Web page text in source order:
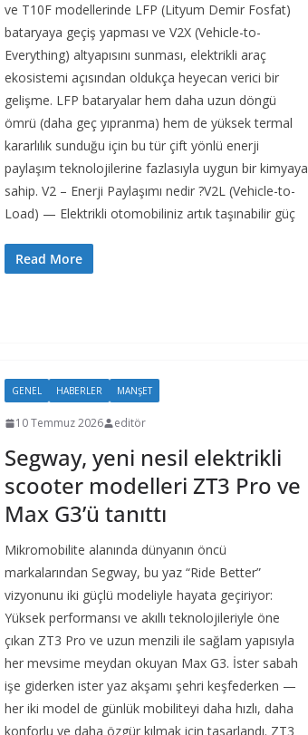
ve T10F modellerinde LFP (Lityum Demir Fosfat)
bataryaya geçiş yapması ve V2X (Vehicle-to-
Everything) altyapısını sunması, elektrikli araç
ekosistemi açısından oldukça heyecan verici bir
gelişme. LFP bataryalar hem daha uzun döngü
ömrü (daha geç yıpranma) hem de yüksek termal
kararlılık sunduğu için bu tür çift yönlü enerji
paylaşım teknolojilerine fazlasıyla uygun bir kimyaya
sahip. V2 – Enerji Paylaşımı nedir ?V2L (Vehicle-to-
Load) — Elektrikli otomobiliniz artık taşınabilir güç
Read More
GENEL HABERLER MANŞET
10 Temmuz 2026 editör
Segway, yeni nesil elektrikli
scooter modelleri ZT3 Pro ve
Max G3’ü tanıttı
Mikromobilite alanında dünyanın öncü
markalarından Segway, bu yaz “Ride Better”
vizyonunu iki güçlü modeliyle hayata geçiriyor:
Yüksek performansı ve akıllı teknolojileriyle öne
çıkan ZT3 Pro ve uzun menzili ile sağlam yapısıyla
her mevsime meydan okuyan Max G3. İster sabah
işe giderken ister yaz akşamı şehri keşfederken —
her iki model de günlük mobiliteyi daha hızlı, daha
konforlu ve daha özgür kılmak için tasarlandı. ZT3